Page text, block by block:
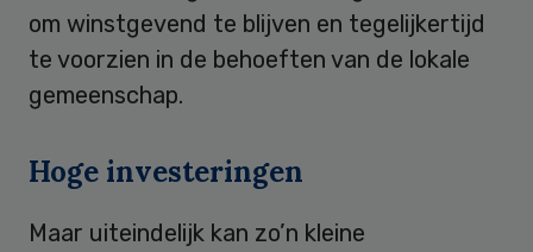
om winstgevend te blijven en tegelijkertijd
te voorzien in de behoeften van de lokale
gemeenschap.
Hoge investeringen
Maar uiteindelijk kan zo’n kleine